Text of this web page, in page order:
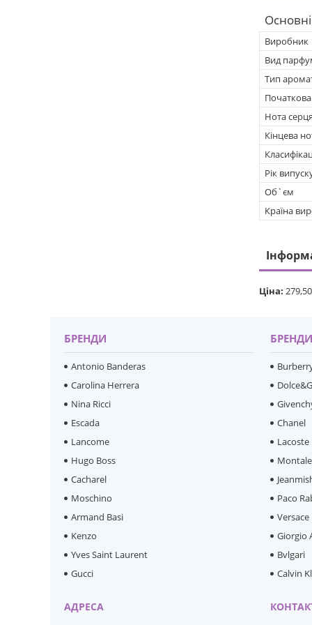
Основні
Виробник
Вид
Тип
Нота серця
Кінцева
Рік
Об`єм
Країна
Ціна:
БРЕНДИ
Antonio Banderas
Carolina Herrera
Nina Ricci
Escada
Lancome
Hugo Boss
Cacharel
Moschino
Armand Basi
Kenzo
Yves Saint Laurent
Gucci
БРЕНДИ
Chanel
Lacoste
Montale
Paco
Versace
Giorgio
Bvlgari
Calvin